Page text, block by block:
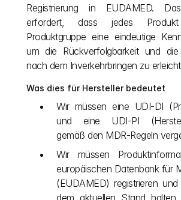
Registrierung in EUDAMED.
erfordert, dass jedes
Produktgruppe eine eindeutige
um die Rückverfolgbarkeit und
nach dem Inverkehrbringen zu
Was dies für Hersteller bedeutet
Wir müssen eine UDI-DI
und eine UDI-PI
gemäß den MDR-Regeln
Wir müssen
europäischen Datenbank für
(EUDAMED) registrieren
dem aktuellen Stand halten